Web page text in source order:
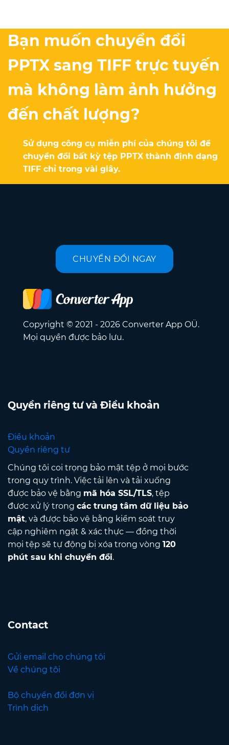
Bạn muốn chuyển đổi
PPTX sang TIFF trực tuyến
mà không làm ảnh hưởng
đến chất lượng?
Sử dụng công cụ miễn phí của chúng tôi để
chuyển đổi bất kỳ tệp PPTX thành định dạng
TIFF chỉ trong vài giây.
CHUYỂN ĐỔI NGAY
Copyright © 2021 - 2026 Converter App OÜ.
Mọi quyền được bảo lưu.
Quyền riêng tư và Điều khoản
Điều khoản
Quyền riêng tư
Chúng tôi coi trọng bảo mật tệp ở mọi bước
trong quy trình. Việc tải lên và tải xuống
được bảo vệ bằng mã hóa SSL/TLS, tệp
được xử lý trong các trung tâm dữ liệu bảo
mật, và được bảo vệ bằng kiểm soát truy
cập nghiêm ngặt & xác thực — đồng thời
mọi tệp sẽ tự động bị xóa trong vòng 120
phút sau khi chuyển đổi.
Contact
Gửi email cho chúng tôi
Về chúng tôi
Bộ chuyển đổi đơn vị
Trình dịch